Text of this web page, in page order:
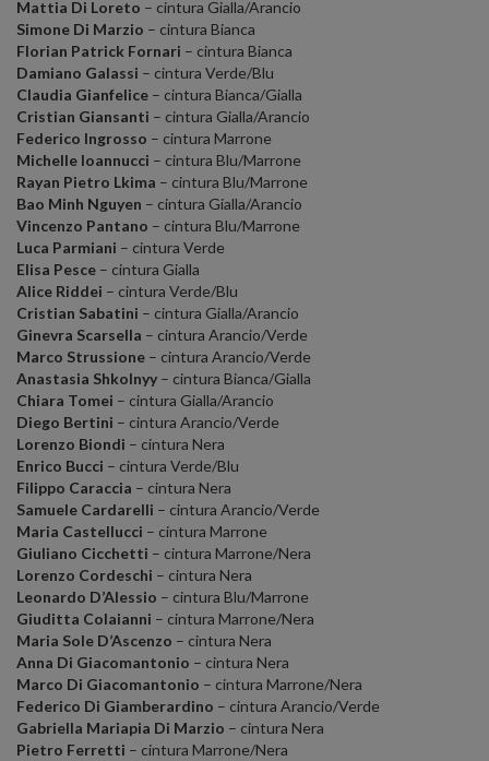
Mattia Di Loreto – cintura Gialla/Arancio
Simone Di Marzio – cintura Bianca
Florian Patrick Fornari – cintura Bianca
Damiano Galassi – cintura Verde/Blu
Claudia Gianfelice – cintura Bianca/Gialla
Cristian Giansanti – cintura Gialla/Arancio
Federico Ingrosso – cintura Marrone
Michelle Ioannucci – cintura Blu/Marrone
Rayan Pietro Lkima – cintura Blu/Marrone
Bao Minh Nguyen – cintura Gialla/Arancio
Vincenzo Pantano – cintura Blu/Marrone
Luca Parmiani – cintura Verde
Elisa Pesce – cintura Gialla
Alice Riddei – cintura Verde/Blu
Cristian Sabatini – cintura Gialla/Arancio
Ginevra Scarsella – cintura Arancio/Verde
Marco Strussione – cintura Arancio/Verde
Anastasia Shkolnyy – cintura Bianca/Gialla
Chiara Tomei – cintura Gialla/Arancio
Diego Bertini – cintura Arancio/Verde
Lorenzo Biondi – cintura Nera
Enrico Bucci – cintura Verde/Blu
Filippo Caraccia – cintura Nera
Samuele Cardarelli – cintura Arancio/Verde
Maria Castellucci – cintura Marrone
Giuliano Cicchetti – cintura Marrone/Nera
Lorenzo Cordeschi – cintura Nera
Leonardo D’Alessio – cintura Blu/Marrone
Giuditta Colaianni – cintura Marrone/Nera
Maria Sole D’Ascenzo – cintura Nera
Anna Di Giacomantonio – cintura Nera
Marco Di Giacomantonio – cintura Marrone/Nera
Federico Di Giamberardino – cintura Arancio/Verde
Gabriella Mariapia Di Marzio – cintura Nera
Pietro Ferretti – cintura Marrone/Nera